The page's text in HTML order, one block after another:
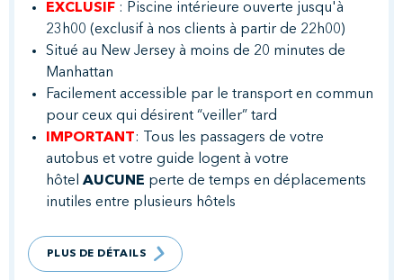
EXCLUSIF : Piscine intérieure ouverte jusqu'à
23h00 (exclusif à nos clients à partir de 22h00)
Situé au New Jersey à moins de 20 minutes de
Manhattan
Facilement accessible par le transport en commun
pour ceux qui désirent “veiller” tard
IMPORTANT: Tous les passagers de votre
autobus et votre guide logent à votre
hôtel AUCUNE perte de temps en déplacements
inutiles entre plusieurs hôtels
PLUS DE DÉTAILS